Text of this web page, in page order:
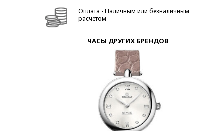
Оплата - Наличным или безналичным
расчетом
ЧАСЫ ДРУГИХ БРЕНДОВ